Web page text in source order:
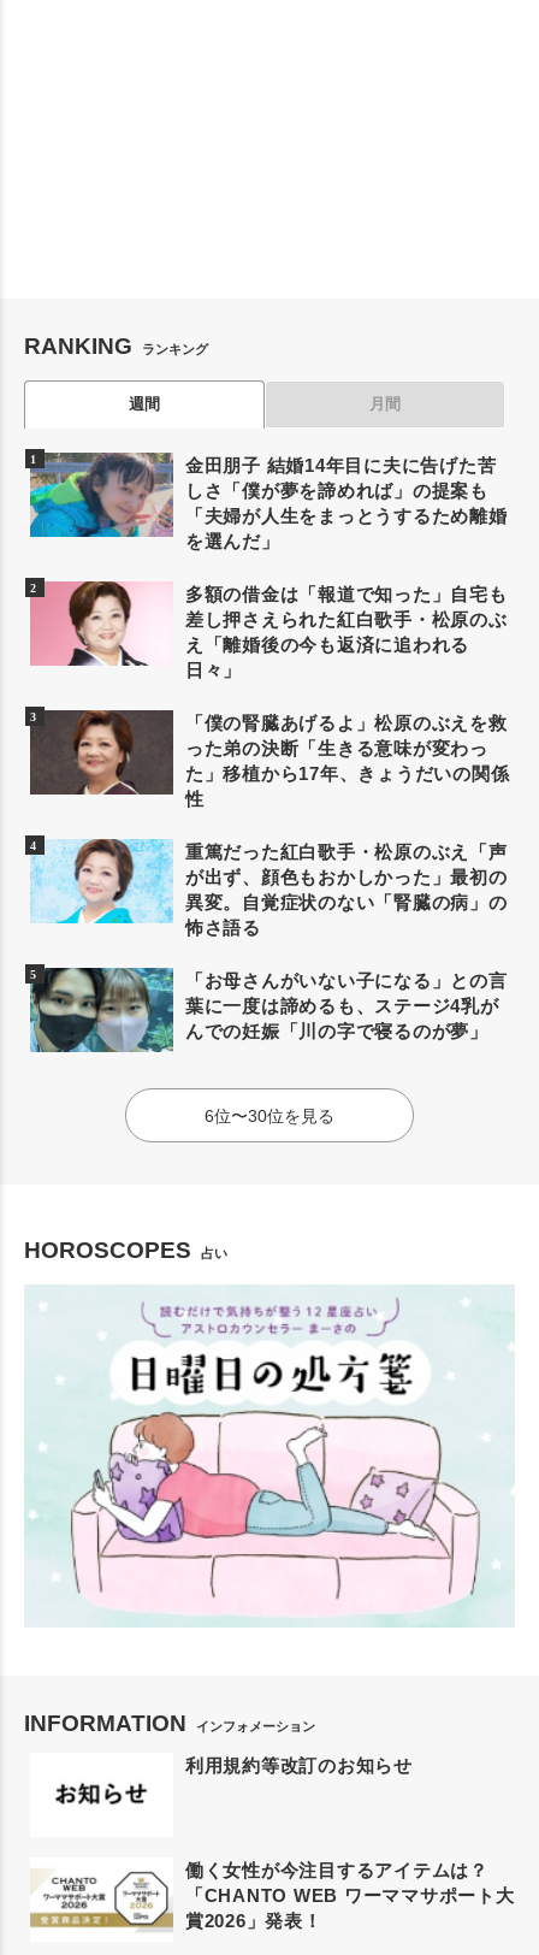
RANKING ランキング
週間 月間
金田朋子 結婚14年目に夫に告げた苦
しさ「僕が夢を諦めれば」の提案も
「夫婦が人生をまっとうするため離婚
を選んだ」
多額の借金は「報道で知った」自宅も
差し押さえられた紅白歌手・松原のぶ
え「離婚後の今も返済に追われる
日々」
「僕の腎臓あげるよ」松原のぶえを救
った弟の決断「生きる意味が変わっ
た」移植から17年、きょうだいの関係
性
重篤だった紅白歌手・松原のぶえ「声
が出ず、顔色もおかしかった」最初の
異変。自覚症状のない「腎臓の病」の
怖さ語る
「お母さんがいない子になる」との言
葉に一度は諦めるも、ステージ4乳が
んでの妊娠「川の字で寝るのが夢」
6位〜30位を見る
HOROSCOPES 占い
INFORMATION インフォメーション
利用規約等改訂のお知らせ
働く女性が今注目するアイテムは？
「CHANTO WEB ワーママサポート大
賞2026」発表！